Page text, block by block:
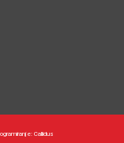
Callidus